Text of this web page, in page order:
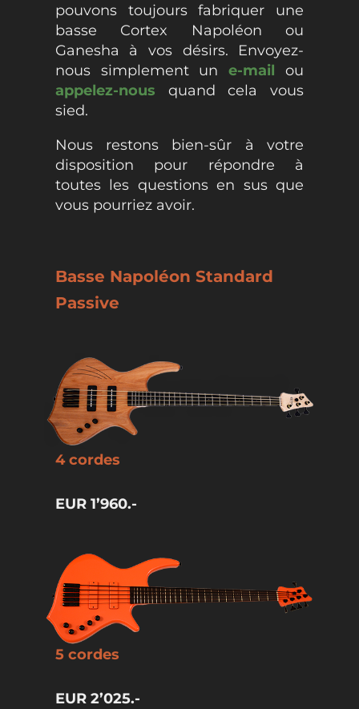
pouvons toujours fabriquer une
basse Cortex Napoléon ou
Ganesha à vos désirs. Envoyez-
nous simplement une-mail ou
appelez-nous quand cela vous
sied.
Nous restons bien-sûr à votre
disposition pour répondre à
toutes les questions en sus que
vous pourriez avoir.
Basse Napoléon Standard
Passive
4 cordes
EUR 1’960.-
5 cordes
EUR 2’025.-